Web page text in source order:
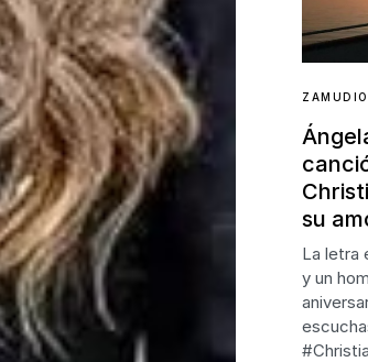
su
La letra
y un